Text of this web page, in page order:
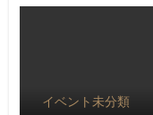
イベント未分類